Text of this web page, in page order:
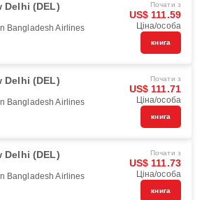
Delhi (DEL)
Bangladesh Airlines
Почати з
US$ 111.59
Ціна/особа
книга
Delhi (DEL)
Bangladesh Airlines
Почати з
US$ 111.71
Ціна/особа
книга
Delhi (DEL)
Bangladesh Airlines
Почати з
US$ 111.73
Ціна/особа
книга